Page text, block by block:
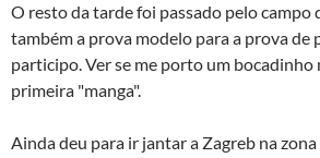
O resto da tarde foi passado pelo campo
também a prova modelo para a prova de
participo. Ver se me porto um bocadinho
primeira "manga".
Ainda deu para ir jantar a Zagreb na